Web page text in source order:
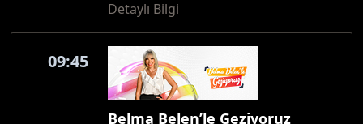
Detaylı Bilgi
09:45
Belma Belen’le Geziyoruz